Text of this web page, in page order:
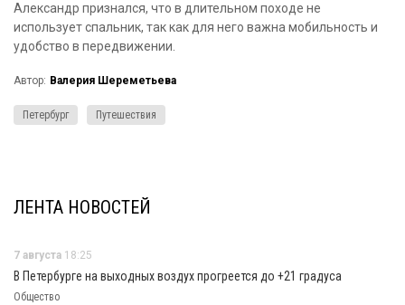
Александр признался, что в длительном походе не
использует спальник, так как для него важна мобильность и
удобство в передвижении.
Автор: Валерия Шереметьева
Петербург Путешествия
ЛЕНТА НОВОСТЕЙ
7 августа 18:25
В Петербурге на выходных воздух прогреется до +21 градуса
Общество